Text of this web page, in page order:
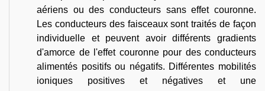
aériens ou des conducteurs sans effet couronne.
Les conducteurs des faisceaux sont traités de façon
individuelle et peuvent avoir différents gradients
d'amorce de l'effet couronne pour des conducteurs
alimentés positifs ou négatifs. Différentes mobilités
ioniques positives et négatives et une